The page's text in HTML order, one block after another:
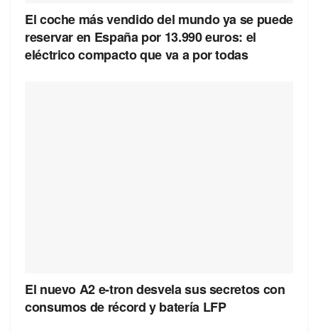
El coche más vendido del mundo ya se puede
reservar en España por 13.990 euros: el
eléctrico compacto que va a por todas
El nuevo A2 e-tron desvela sus secretos con
consumos de récord y batería LFP